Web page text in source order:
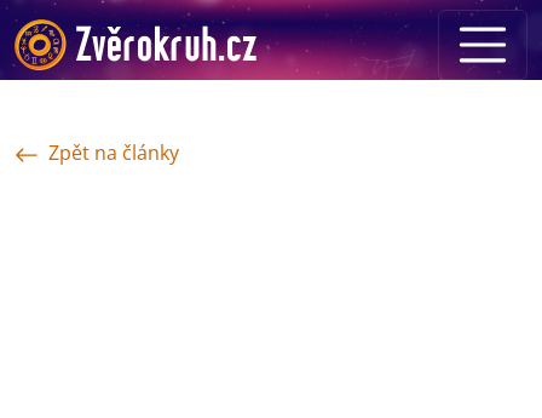
Zpět na články